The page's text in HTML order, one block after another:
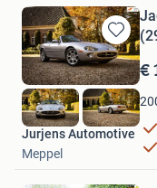
Bewaren
in
Mijn
Favorieten
€
Jurjens Automotive
Meppel